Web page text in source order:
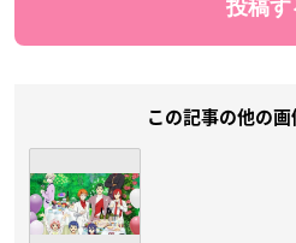
この記事の他の画